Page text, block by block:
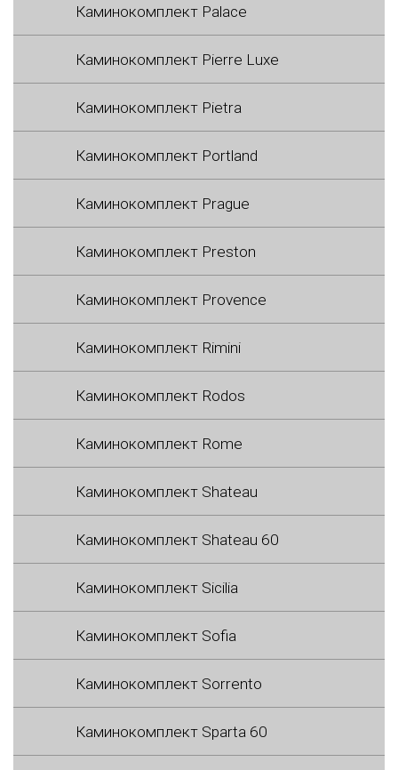
Каминокомплект Palace
Каминокомплект Pierre Luxe
Каминокомплект Pietra
Каминокомплект Portland
Каминокомплект Prague
Каминокомплект Preston
Каминокомплект Provence
Каминокомплект Rimini
Каминокомплект Rodos
Каминокомплект Rome
Каминокомплект Shateau
Каминокомплект Shateau 60
Каминокомплект Sicilia
Каминокомплект Sofia
Каминокомплект Sorrento
Каминокомплект Sparta 60